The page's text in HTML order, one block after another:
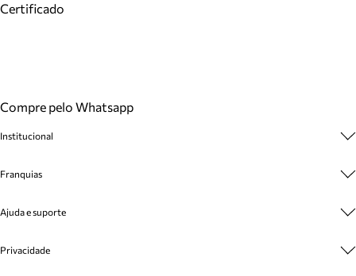
Certificado
Compre pelo Whatsapp
Institucional
Cashback
Venda Corporativa
Mapa do Site
Franquias
Plano de Negócio
Ajuda e suporte
Cadastro
Privacidade